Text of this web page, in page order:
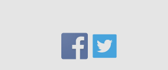
06 51 040 025